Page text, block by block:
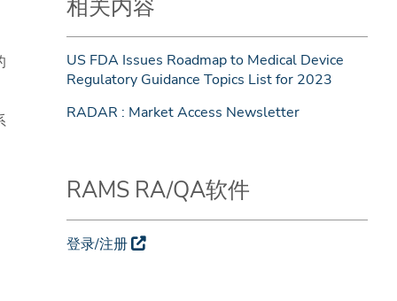
相关内容
US FDA Issues Roadmap to Medical Device
Regulatory Guidance Topics List for 2023
RADAR : Market Access Newsletter
RAMS RA/QA软件
登录/注册